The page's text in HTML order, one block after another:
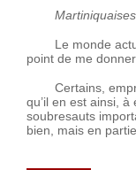
Le monde
point de me
Certains,
qu’il en est ainsi,
soubresauts
bien, mais en